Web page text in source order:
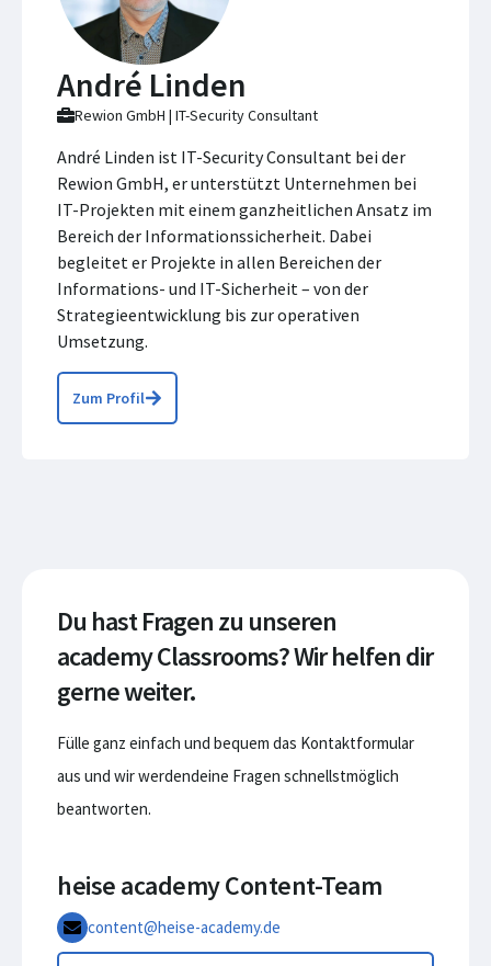
André Linden
Rewion GmbH | IT-Security Consultant
André Linden ist IT-Security Consultant bei der
Rewion GmbH, er unterstützt Unternehmen bei
IT-Projekten mit einem ganzheitlichen Ansatz im
Bereich der Informationssicherheit. Dabei
begleitet er Projekte in allen Bereichen der
Informations- und IT-Sicherheit – von der
Strategieentwicklung bis zur operativen
Umsetzung.
Zum Profil
Du hast Fragen zu unseren
academy Classrooms? Wir helfen dir
gerne weiter.
Fülle ganz einfach und bequem das Kontaktformular
aus und wir werdendeine Fragen schnellstmöglich
beantworten.
heise academy Content-Team
content@heise-academy.de